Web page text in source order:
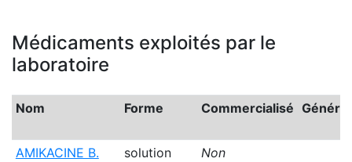
Médicaments exploités par le
laboratoire
Nom Forme Commercialisé
AMIKACINE B.
solution
Non